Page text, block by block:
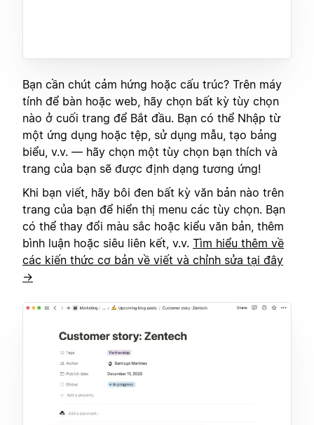
Bạn cần chút cảm hứng hoặc cấu trúc? Trên máy
tính để bàn hoặc web, hãy chọn bất kỳ tùy chọn
nào ở cuối trang để Bắt đầu. Bạn có thể Nhập từ
một ứng dụng hoặc tệp, sử dụng mẫu, tạo bảng
biểu, v.v. — hãy chọn một tùy chọn bạn thích và
trang của bạn sẽ được định dạng tương ứng!
Khi bạn viết, hãy bôi đen bất kỳ văn bản nào trên
trang của bạn để hiển thị menu các tùy chọn. Bạn
có thể thay đổi màu sắc hoặc kiểu văn bản, thêm
bình luận hoặc siêu liên kết, v.v. Tìm hiểu thêm về
các kiến thức cơ bản về viết và chỉnh sửa tại đây
→